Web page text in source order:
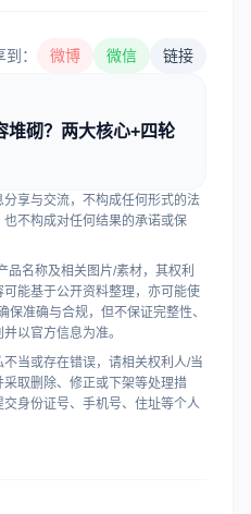
： 微博 微信 链接
堆砌？两大核心+四轮
享与交流，不构成任何形式的法
不构成对任何结果的承诺或保
名称及相关图片/素材，其权利
能基于公开资料整理，亦可能使
保准确与合规，但不保证完整性、
以官方信息为准。
当或存在错误，请相关权利人/当
取删除、修正或下架等处理措
身份证号、手机号、住址等个人